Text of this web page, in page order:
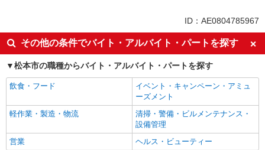
副業・WワークOK
交通費支給
社会保険あり
産休・育休取得実績あり
社員登用あり
ID：AE0804785967
その他の条件でバイト・アルバイト・パートを探す
松本市の職種からバイト・アルバイト・パートを探す
飲食・フード
イベント・キャンペーン・アミュ
ーズメント
軽作業・製造・物流
清掃・警備・ビルメンテナンス・
設備管理
営業
ヘルス・ビューティー